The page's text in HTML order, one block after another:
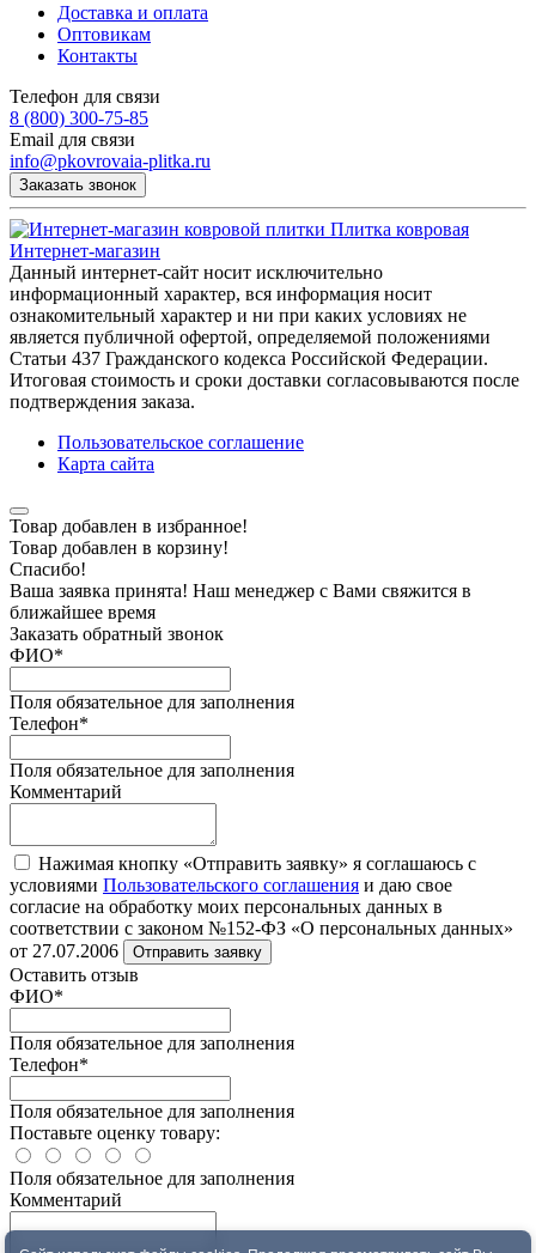
Доставка и оплата
Оптовикам
Контакты
Телефон для связи
8 (800) 300-75-85
Email для связи
info@pkovrovaia-plitka.ru
Заказать звонок
Плитка ковровая
Интернет-магазин
Данный интернет-сайт носит исключительно
информационный характер, вся информация носит
ознакомительный характер и ни при каких условиях не
является публичной офертой, определяемой положениями
Статьи 437 Гражданского кодекса Российской Федерации.
Итоговая стоимость и сроки доставки согласовываются после
подтверждения заказа.
Пользовательское соглашение
Карта сайта
Товар добавлен в избранное!
Товар добавлен в корзину!
Спасибо!
Ваша заявка принята! Наш менеджер с Вами свяжится в
ближайшее время
Заказать обратный звонок
ФИО*
Поля обязательное для заполнения
Телефон*
Поля обязательное для заполнения
Комментарий
Нажимая кнопку «Отправить заявку» я соглашаюсь с
условиями Пользовательского соглашения и даю свое
согласие на обработку моих персональных данных в
соответствии с законом №152-ФЗ «О персональных данных»
от 27.07.2006
Отправить заявку
Оставить отзыв
ФИО*
Поля обязательное для заполнения
Телефон*
Поля обязательное для заполнения
Поставьте оценку товару:
Поля обязательное для заполнения
Комментарий